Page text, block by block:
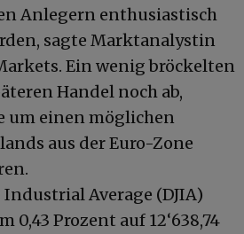
Anlegern enthusiastisch
sagte Marktanalystin
Ein wenig bröckelten
Handel noch ab,
um einen möglichen
aus der Euro-Zone
Industrial Average (DJIA)
0,43 Prozent auf 12‘638,74